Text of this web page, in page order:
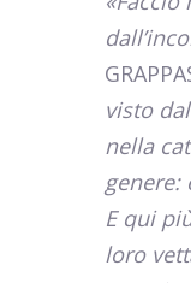
visto
nella
genere:
E qui
loro